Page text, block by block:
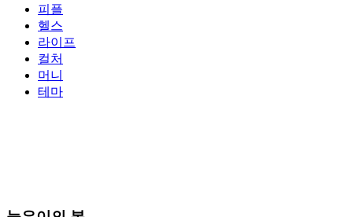
피플
헬스
라이프
컬처
머니
테마